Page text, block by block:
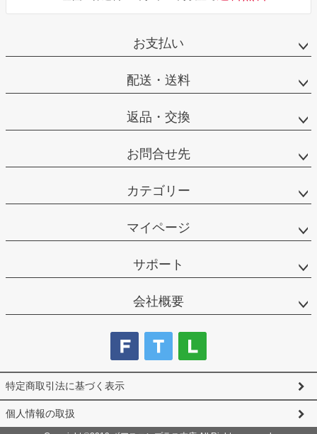
お支払い
配送・送料
返品・交換
お問合せ先
カテゴリー
マイページ
サポート
会社概要
特定商取引法に基づく表示
個人情報の取扱